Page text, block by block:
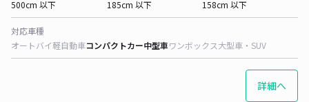
500cm 以下 185cm 以下 158cm 以下
対応車種
オートバイ軽自動車コンパクトカー中型車ワンボックス大型車・SUV
詳細へ